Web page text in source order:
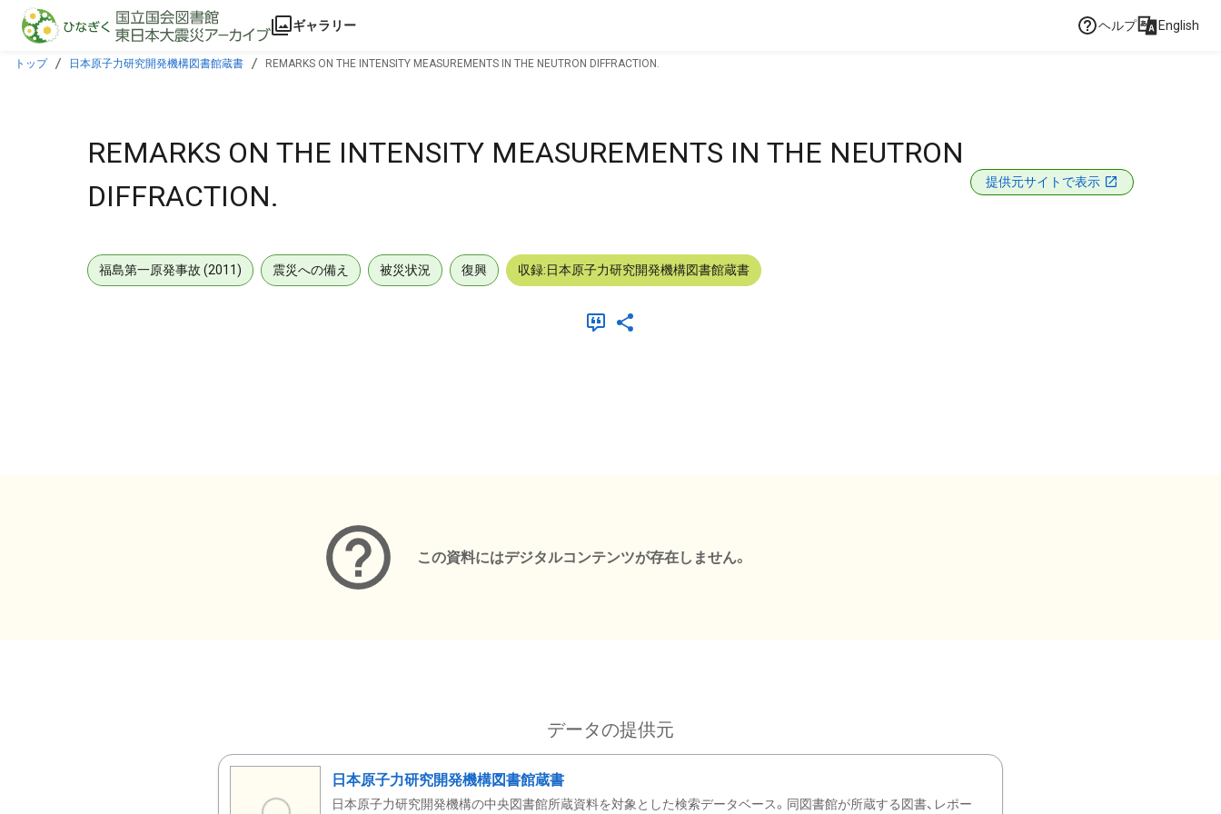
本文に飛ぶ
ギャラリー ヘルプ English
トップ 日本原子力研究開発機構図書館蔵書 REMARKS ON THE INTENSITY MEASUREMENTS IN THE NEUTRON DIFFRACTION.
REMARKS ON THE INTENSITY MEASUREMENTS IN THE NEUTRON
DIFFRACTION.
提供元サイトで表示
福島第一原発事故 (2011) 震災への備え 被災状況 復興 収録:日本原子力研究開発機構図書館蔵書
この資料にはデジタルコンテンツが存在しません。
データの提供元
日本原子力研究開発機構図書館蔵書
日本原子力研究開発機構の中央図書館所蔵資料を対象とした検索データベース。同図書館が所蔵する図書、レポー